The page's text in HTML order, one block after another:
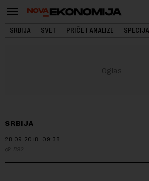
SRBIJA SVET PRIČE I ANALIZE
SRBIJA
28.09.2018. 09:38
B92